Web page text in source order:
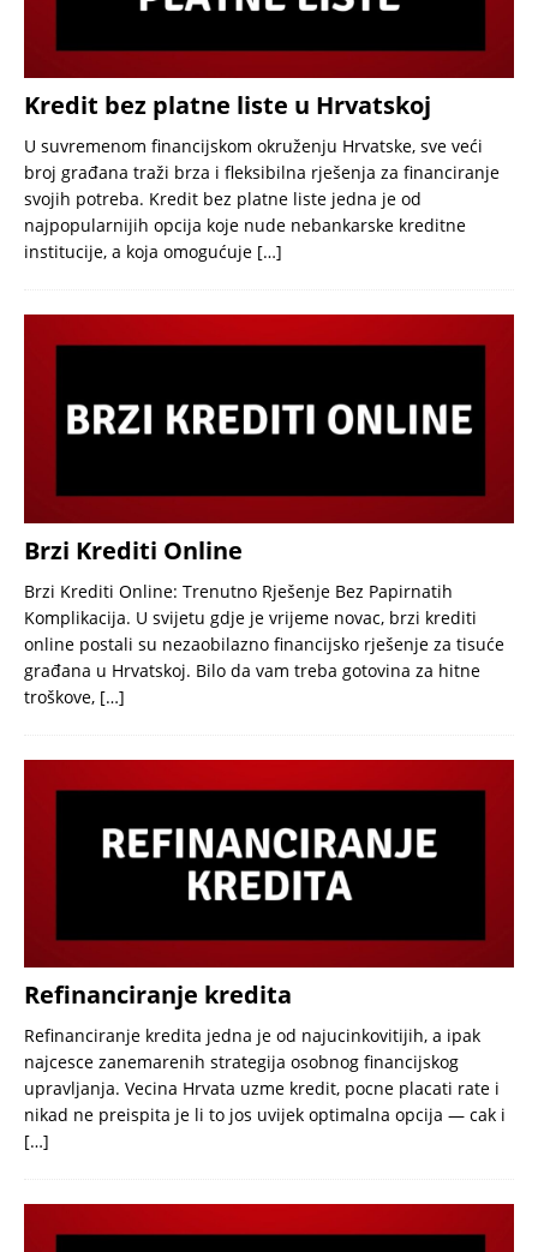
Kredit bez platne liste u Hrvatskoj
U suvremenom financijskom okruženju Hrvatske, sve veći
broj građana traži brza i fleksibilna rješenja za financiranje
svojih potreba. Kredit bez platne liste jedna je od
najpopularnijih opcija koje nude nebankarske kreditne
institucije, a koja omogućuje […]
Brzi Krediti Online
Brzi Krediti Online: Trenutno Rješenje Bez Papirnatih
Komplikacija. U svijetu gdje je vrijeme novac, brzi krediti
online postali su nezaobilazno financijsko rješenje za tisuće
građana u Hrvatskoj. Bilo da vam treba gotovina za hitne
troškove, […]
Refinanciranje kredita
Refinanciranje kredita jedna je od najucinkovitijih, a ipak
najcesce zanemarenih strategija osobnog financijskog
upravljanja. Vecina Hrvata uzme kredit, pocne placati rate i
nikad ne preispita je li to jos uvijek optimalna opcija — cak i
[…]